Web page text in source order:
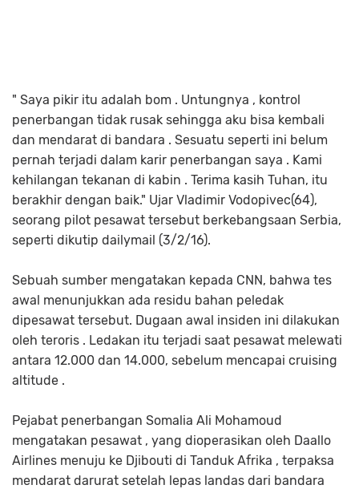
" Saya pikir itu adalah bom . Untungnya , kontrol
penerbangan tidak rusak sehingga aku bisa kembali
dan mendarat di bandara . Sesuatu seperti ini belum
pernah terjadi dalam karir penerbangan saya . Kami
kehilangan tekanan di kabin . Terima kasih Tuhan, itu
berakhir dengan baik." Ujar Vladimir Vodopivec(64),
seorang pilot pesawat tersebut berkebangsaan Serbia,
seperti dikutip dailymail (3/2/16).
Sebuah sumber mengatakan kepada CNN, bahwa tes
awal menunjukkan ada residu bahan peledak
dipesawat tersebut. Dugaan awal insiden ini dilakukan
oleh teroris . Ledakan itu terjadi saat pesawat melewati
antara 12.000 dan 14.000, sebelum mencapai cruising
altitude .
Pejabat penerbangan Somalia Ali Mohamoud
mengatakan pesawat , yang dioperasikan oleh Daallo
Airlines menuju ke Djibouti di Tanduk Afrika , terpaksa
mendarat darurat setelah lepas landas dari bandara